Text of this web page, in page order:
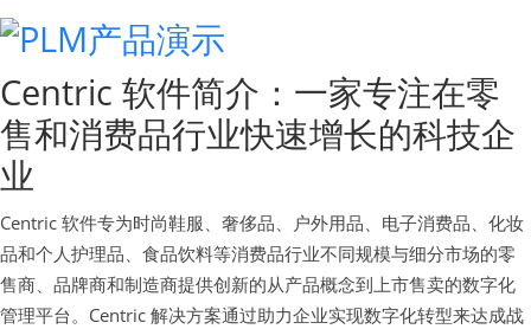
Centric 软件简介：一家专注在零
售和消费品行业快速增长的科技企
业
Centric 软件专为时尚鞋服、奢侈品、户外用品、电子消费品、化妆
品和个人护理品、食品饮料等消费品行业不同规模与细分市场的零
售商、品牌商和制造商提供创新的从产品概念到上市售卖的数字化
管理平台。Centric 解决方案通过助力企业实现数字化转型来达成战